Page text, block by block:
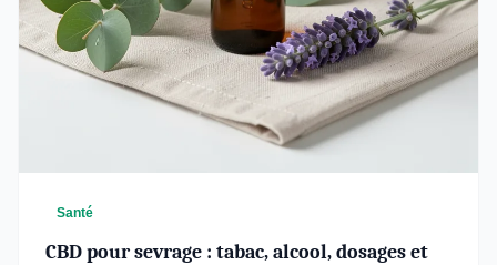
Santé
CBD pour sevrage : tabac, alcool, dosages et